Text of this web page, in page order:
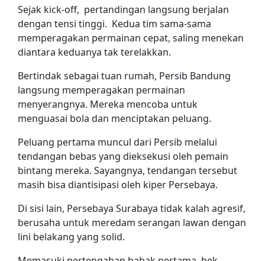
Sejak kick-off, pertandingan langsung berjalan
dengan tensi tinggi. Kedua tim sama-sama
memperagakan permainan cepat, saling menekan
diantara keduanya tak terelakkan.
Bertindak sebagai tuan rumah, Persib Bandung
langsung memperagakan permainan
menyerangnya. Mereka mencoba untuk
menguasai bola dan menciptakan peluang.
Peluang pertama muncul dari Persib melalui
tendangan bebas yang dieksekusi oleh pemain
bintang mereka. Sayangnya, tendangan tersebut
masih bisa diantisipasi oleh kiper Persebaya.
Di sisi lain, Persebaya Surabaya tidak kalah agresif,
berusaha untuk meredam serangan lawan dengan
lini belakang yang solid.